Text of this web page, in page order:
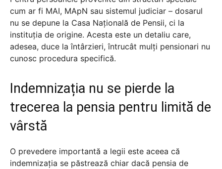
cum ar fi MAI, MApN sau sistemul judiciar – dosarul
nu se depune la Casa Națională de Pensii, ci la
instituția de origine. Acesta este un detaliu care,
adesea, duce la întârzieri, întrucât mulți pensionari nu
cunosc procedura specifică.
Indemnizația nu se pierde la
trecerea la pensia pentru limită de
vârstă
O prevedere importantă a legii este aceea că
indemnizația se păstrează chiar dacă pensia de